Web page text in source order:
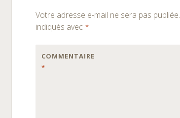
articles
Votre adresse e-mail ne sera pas publiée.
indiqués avec *
COMMENTAIRE
*